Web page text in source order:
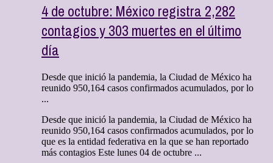
4 de octubre: México registra 2,282
contagios y 303 muertes en el último
día
Desde que inició la pandemia, la Ciudad de México ha
reunido 950,164 casos confirmados acumulados, por lo
...
Desde que inició la pandemia, la Ciudad de México ha
reunido 950,164 casos confirmados acumulados, por lo
que es la entidad federativa en la que se han reportado
más contagios Este lunes 04 de octubre ...